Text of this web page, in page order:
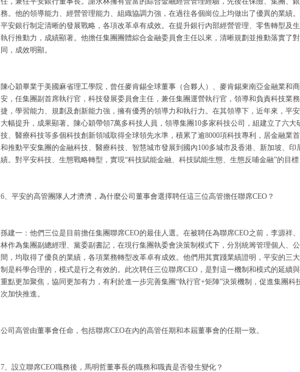
務。他的領導能力、經營管理能力、組織協調力強，在過往各個崗位上均做出了優異的業績
平安銀行制定清晰的發展戰略，各項改革卓有成效。在提升銀行內部經營管理、零售轉型及
執行推動力，成績顯著。他擔任集團團體綜合金融委員會主任以來，清晰規劃並推動落實了
同，成效明顯。
陳心穎畢業于美國麻省理工學院，曾任麥肯錫全球董事（合夥人）、麥肯錫東南亞金融業和
安，任集團副首席執行官，科技發展委員會主任，兼任集團運營執行官，領導和負責科技業
捷，學習能力、規劃及創新能力強，擁有優秀的領導力和執行力。在其領導下，近年來，平
大幅提升，成果顯著。陳心穎帶領7萬多科技人員，領導集團10多家科技公司，組建立了六
技、醫療科技等多個科技創新領域取得全球領先水準，積累了逾8000項科技專利，居金融業
和推動平安集團的金融科技、醫療科技、智慧城市發展到國內100多城市及香港、新加坡、
績。對平安科技、生態戰略轉型，實現“科技賦能金融、科技賦能生態、生態反哺金融”的目標
6、平安的高管團隊人才濟濟，為什麼公司董事會選擇聘任這三位高管擔任聯席CEO？
孫建一：他們三位是目前擔任集團聯席CEO的最佳人選。在被聘任為聯席CEO之前，李源祥
林作為集團副總經理、黨委副書記，在現行集團執委會決策制模式下，分別統籌管理個人、
間，均取得了優良的業績，各項業務轉型改革卓有成效。他們用其實踐業績證明，平安的三
制是科學合理的，模式是行之有效的。此次聘任三位聯席CEO，是對這一機制和模式的延續
重點更加聚焦，協同更加有力，有利於進一步完善集團“執行官+矩陣”決策機制，促進集團
次加快推進。
公司高管由董事會任命，包括聯席CEO在內的高管任期和本屆董事會的任期一致。
7、設立聯席CEO職務後，馬明哲董事長的職務和職責是否發生變化？